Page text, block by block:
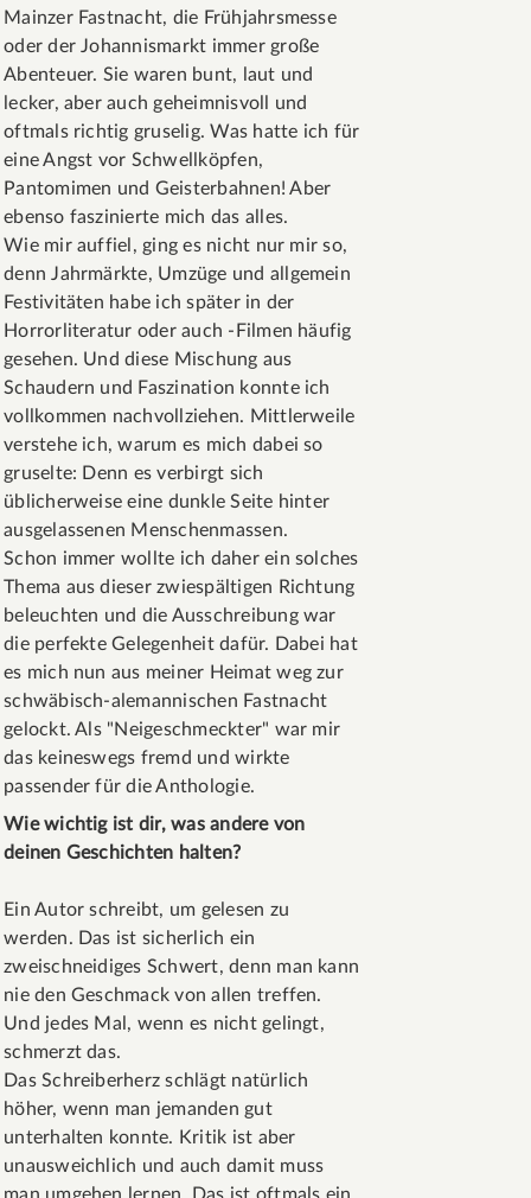
Mainzer Fastnacht, die Frühjahrsmesse
oder der Johannismarkt immer große
Abenteuer. Sie waren bunt, laut und
lecker, aber auch geheimnisvoll und
oftmals richtig gruselig. Was hatte ich für
eine Angst vor Schwellköpfen,
Pantomimen und Geisterbahnen! Aber
ebenso faszinierte mich das alles.
Wie mir auffiel, ging es nicht nur mir so,
denn Jahrmärkte, Umzüge und allgemein
Festivitäten habe ich später in der
Horrorliteratur oder auch -Filmen häufig
gesehen. Und diese Mischung aus
Schaudern und Faszination konnte ich
vollkommen nachvollziehen. Mittlerweile
verstehe ich, warum es mich dabei so
gruselte: Denn es verbirgt sich
üblicherweise eine dunkle Seite hinter
ausgelassenen Menschenmassen.
Schon immer wollte ich daher ein solches
Thema aus dieser zwiespältigen Richtung
beleuchten und die Ausschreibung war
die perfekte Gelegenheit dafür. Dabei hat
es mich nun aus meiner Heimat weg zur
schwäbisch-alemannischen Fastnacht
gelockt. Als "Neigeschmeckter" war mir
das keineswegs fremd und wirkte
passender für die Anthologie.
Wie wichtig ist dir, was andere von
deinen Geschichten halten?
Ein Autor schreibt, um gelesen zu
werden. Das ist sicherlich ein
zweischneidiges Schwert, denn man kann
nie den Geschmack von allen treffen.
Und jedes Mal, wenn es nicht gelingt,
schmerzt das.
Das Schreiberherz schlägt natürlich
höher, wenn man jemanden gut
unterhalten konnte. Kritik ist aber
unausweichlich und auch damit muss